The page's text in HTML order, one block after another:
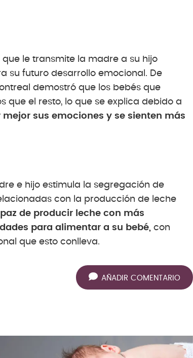
le transmite la madre a su hijo
su futuro desarrollo emocional. De
demostró que los bebés que
que el resto, lo que se explica debido a
sus emociones y se sienten más
e hijo estimula la segregación de
con la producción de leche
de producir leche con más
para alimentar a su bebé, con
que esto conlleva.
AÑADIR COMENTARIO